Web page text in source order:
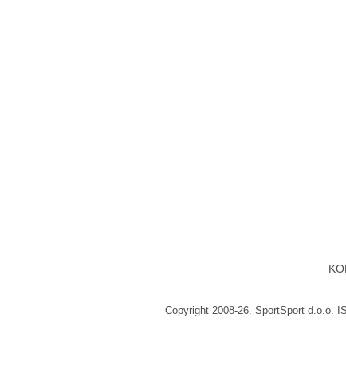
Copyright 2008-26. SportSport d.o.o.